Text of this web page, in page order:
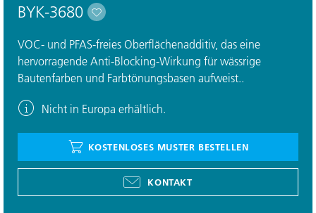
BYK-3680
VOC- und PFAS-freies Oberflächenadditiv, das eine
hervorragende Anti-Blocking-Wirkung für wässrige
Bautenfarben und Farbtönungsbasen aufweist..
Nicht in Europa erhältlich.
KOSTENLOSES MUSTER BESTELLEN
KONTAKT